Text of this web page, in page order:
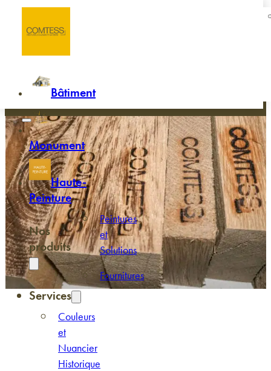
Passer au contenu principal
Bâtiment
Monument
Haute-
Peinture
Nos
produits
Peintures
et
Solutions
Fournitures
Services
Couleurs
et
Nuancier
Historique
Contactez-nous